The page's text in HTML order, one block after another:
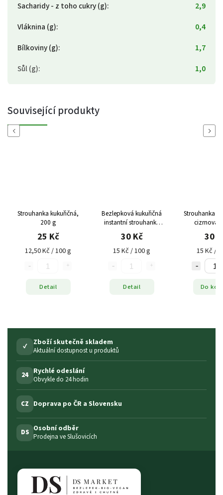
Sacharidy - z toho cukry (g):
2,9
Vláknina (g):
0,4
Bílkoviny (g):
1,7
Sůl (g): 1,0
Související produkty
Previous
Strouhanka kukuřičná,
200 g
25 Kč
12,50 Kč / 100 g
Detail
Bezlepková kukuřičná
instantní strouhanka
(200 g)
30 Kč
15 Kč / 100 g
Detail
Strouhanka
cizrnová,
30
15 Kč /
Do
Next
✓ Zboží skutečně skladem
Aktuální dostupnost u produktů
24 Rychlé odeslání
Obvykle do 24 hodin
CZ Doprava po ČR a Slovensku
DS Osobní odběr
Prodejna ve Slušovicích